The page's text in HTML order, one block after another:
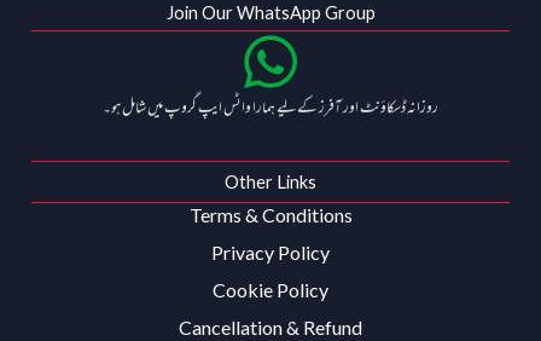
Join Our WhatsApp Group
روزانہ ڈسکاؤنٹ اور آفرز کے لیے ہمارا واٹس ایپ گروپ میں شامل ہو۔
Other Links
Terms & Conditions
Privacy Policy
Cookie Policy
Cancellation & Refund